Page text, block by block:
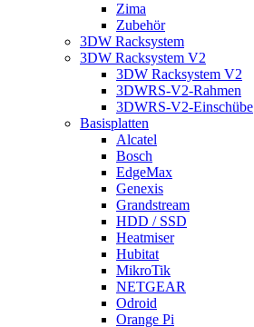
Zima
Zubehör
3DW Racksystem
3DW Racksystem V2
3DW Racksystem V2
3DWRS-V2-Rahmen
3DWRS-V2-Einschübe
Basisplatten
Alcatel
Bosch
EdgeMax
Genexis
Grandstream
HDD / SSD
Heatmiser
Hubitat
MikroTik
NETGEAR
Odroid
Orange Pi